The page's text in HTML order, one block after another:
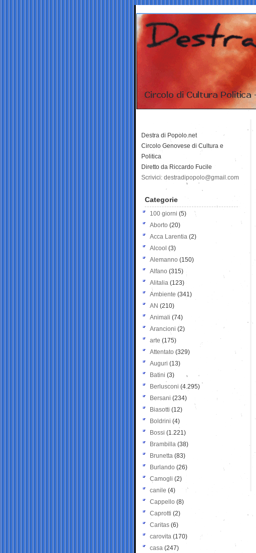
Destra di Popolo.net
Circolo Genovese di Cultura e
Politica
Diretto da Riccardo Fucile
Scrivici: destradipopolo@gmail.com
Categorie
100 giorni (5)
Aborto (20)
Acca Larentia (2)
Alcool (3)
Alemanno (150)
Alfano (315)
Alitalia (123)
Ambiente (341)
AN (210)
Animali (74)
Arancioni (2)
arte (175)
Attentato (329)
Auguri (13)
Batini (3)
Berlusconi (4.295)
Bersani (234)
Biasotti (12)
Boldrini (4)
Bossi (1.221)
Brambilla (38)
Brunetta (83)
Burlando (26)
Camogli (2)
canile (4)
Cappello (8)
Caprotti (2)
Caritas (6)
carovita (170)
casa (247)